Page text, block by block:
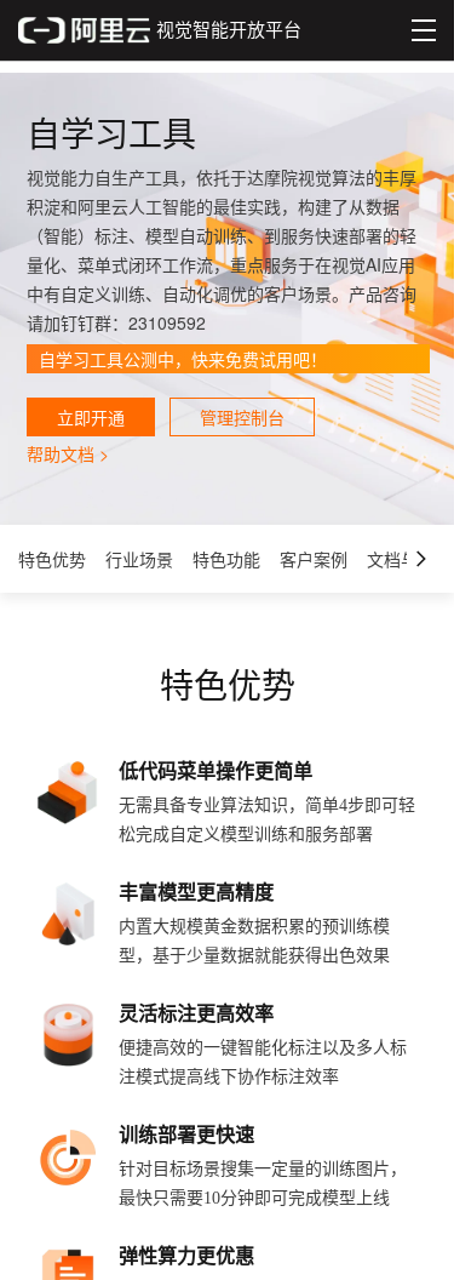
视觉智能开放平台
场景广场
文档中心
开发者社区
控制台
自学习工具
视觉能力自生产工具，依托于达摩院视觉算法的丰厚
积淀和阿里云人工智能的最佳实践，构建了从数据
（智能）标注、模型自动训练、到服务快速部署的轻
量化、菜单式闭环工作流，重点服务于在视觉AI应用
中有自定义训练、自动化调优的客户场景。产品咨询
请加钉钉群：23109592
自学习工具公测中，快来免费试用吧！
立即开通
管理控制台
帮助文档 >
特色优势 行业场景 特色功能 客户案例 文档与工具
特色优势
低代码菜单操作更简单
无需具备专业算法知识，简单4步即可轻
松完成自定义模型训练和服务部署
丰富模型更高精度
内置大规模黄金数据积累的预训练模
型，基于少量数据就能获得出色效果
灵活标注更高效率
便捷高效的一键智能化标注以及多人标
注模式提高线下协作标注效率
训练部署更快速
针对目标场景搜集一定量的训练图片，
最快只需要10分钟即可完成模型上线
弹性算力更优惠